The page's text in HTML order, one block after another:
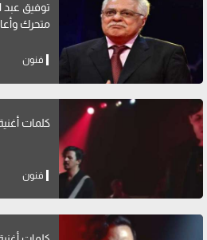
توفيق
متحرك
فنون
كلمات
فنون